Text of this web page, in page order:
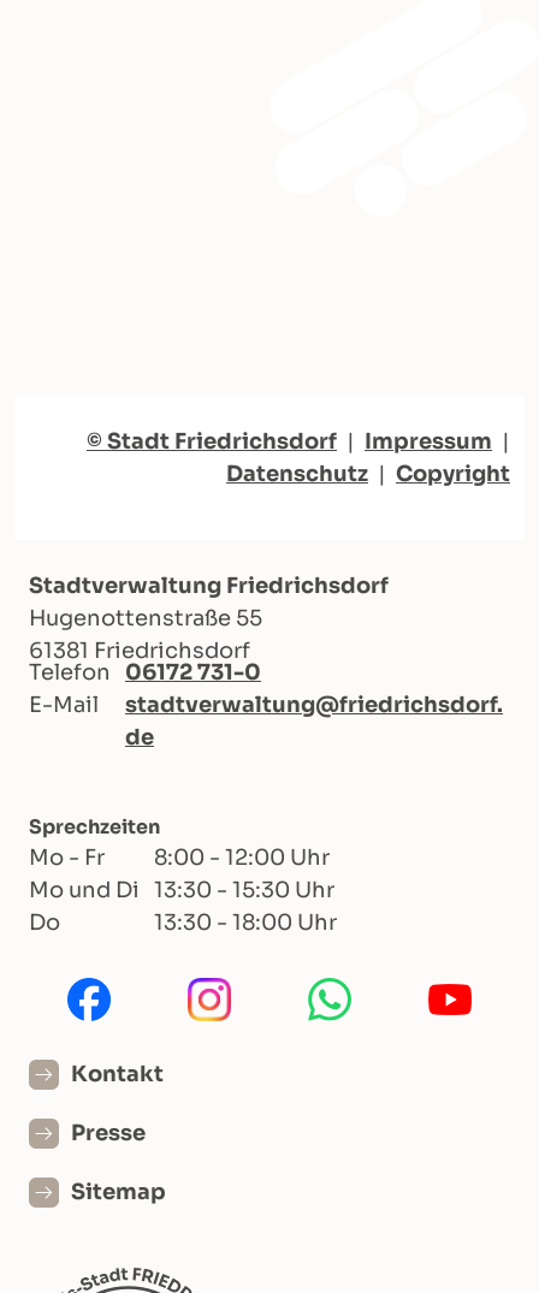
© Stadt Friedrichsdorf | Impressum |
Datenschutz | Copyright
Stadtverwaltung Friedrichsdorf
Hugenottenstraße 55
61381 Friedrichsdorf
Telefon
06172 731-0
E-Mail
stadtverwaltung@friedrichsdorf.
de
Sprechzeiten
Mo - Fr
8:00 - 12:00 Uhr
Mo und Di
13:30 - 15:30 Uhr
Do
13:30 - 18:00 Uhr
Kontakt
Presse
Sitemap